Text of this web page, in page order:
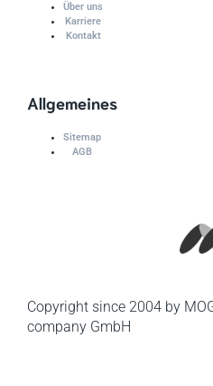
Über uns
Karriere
Kontakt
Allgemeines
Sitemap
AGB
Copyright since 2004 by
company GmbH